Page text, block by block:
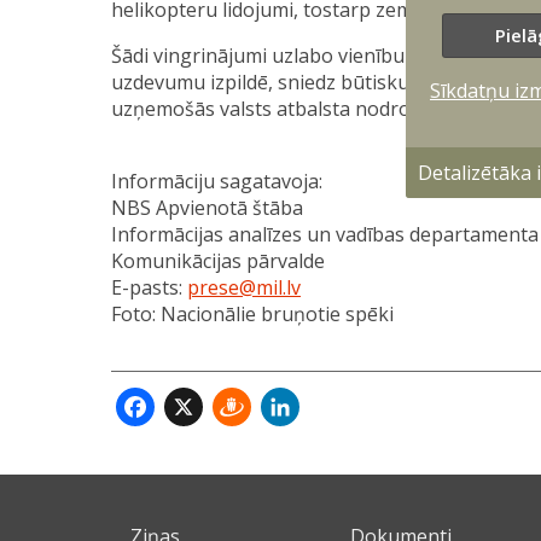
helikopteru lidojumi, tostarp zemie
Šādi vingrinājumi uzlabo vienību savstarpējo
uzdevumu izpildē, sniedz būtisku ieguldījumu
uzņemošās valsts atbalsta nodrošināšanu
Informāciju sagatavoja:
NBS Apvienotā štāba
Informācijas analīzes un vadības departamenta
Komunikācijas pārvalde
E-pasts: prese@mil.lv
Foto: Nacionālie bruņotie spēki
Facebook
X Draugiem
Ziņas Dokumenti
Sīkdatņu
Detalizētāka